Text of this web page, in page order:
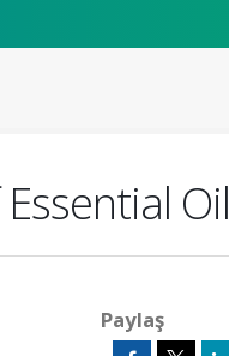
Oil
Paylaş